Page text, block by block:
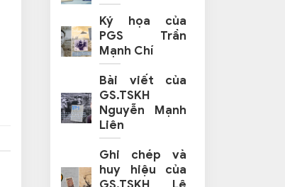
Ký họa của
PGS Trần
Mạnh Chí
Bài viết của
GS.TSKH
Nguyễn Mạnh
Liên
Ghi chép và
huy hiệu của